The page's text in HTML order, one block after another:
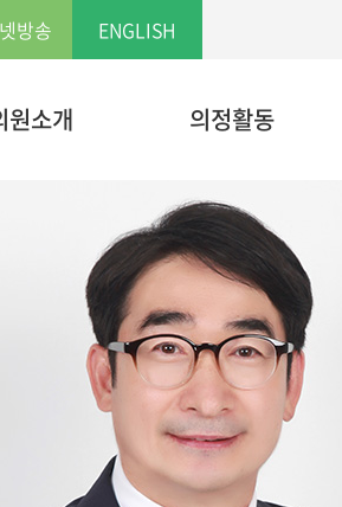
LOCAL 메뉴 바로가기
방송 ENGLISH
원소개 의정활동